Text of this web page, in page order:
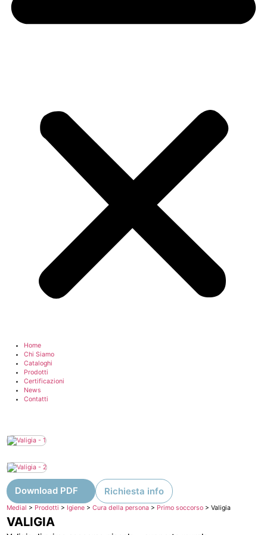
Home
Chi Siamo
Cataloghi
Prodotti
Certificazioni
News
Contatti
Medial > Prodotti > Igiene >Cura della persona > Primo soccorso >Valigia
VALIGIA
Download PDF Richiesta info